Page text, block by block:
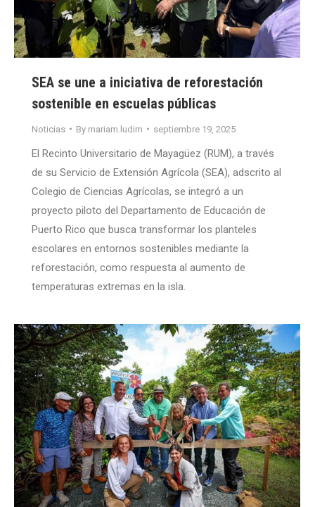
SEA se une a iniciativa de reforestación
sostenible en escuelas públicas
Noticias By mariam.ludim septiembre 19, 2025
El Recinto Universitario de Mayagüez (RUM), a través
de su Servicio de Extensión Agrícola (SEA), adscrito al
Colegio de Ciencias Agrícolas, se integró a un
proyecto piloto del Departamento de Educación de
Puerto Rico que busca transformar los planteles
escolares en entornos sostenibles mediante la
reforestación, como respuesta al aumento de
temperaturas extremas en la isla.